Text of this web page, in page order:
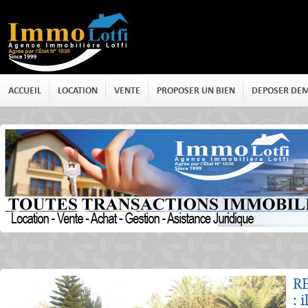
ACCUEIL LOCATION VENTE PROPOSER UN BIEN DEPOSER
Détails
: